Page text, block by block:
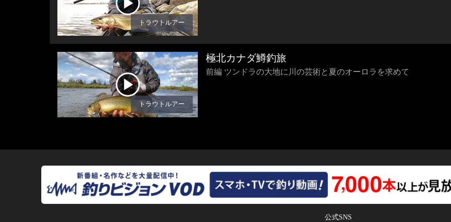
トラウトルアー
トラウトルアー
極北カナダ鱒釣旅
前編 ツンドラの大地に川の芸術と夏のオーロラを求めて
公式SNS